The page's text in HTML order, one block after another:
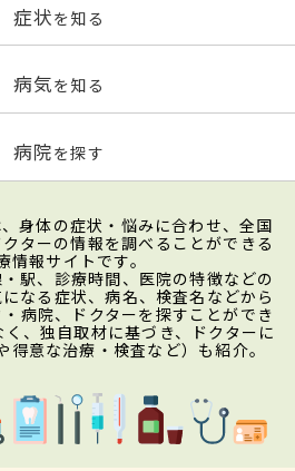
症状を知る
病気を知る
病院を探す
身体の症状・悩みに合わせ、全国
ターの情報を調べることができる
情報サイトです。
駅、診療時間、医院の特徴などの
なる症状、病名、検査名などから
病院、ドクターを探すことができ
、独自取材に基づき、ドクターに
意な治療・検査など）も紹介。